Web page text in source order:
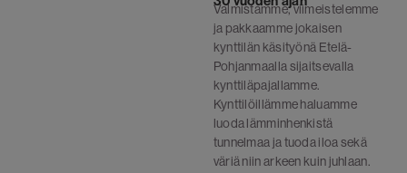
Valmistamme, viimeistelemme
ja pakkaamme jokaisen
kynttilän käsityönä Etelä-
Pohjanmaalla sijaitsevalla
kynttiläpajallamme.
Kynttilöillämme haluamme
luoda lämminhenkistä
tunnelmaa ja tuoda iloa sekä
väriä niin arkeen kuin juhlaan.